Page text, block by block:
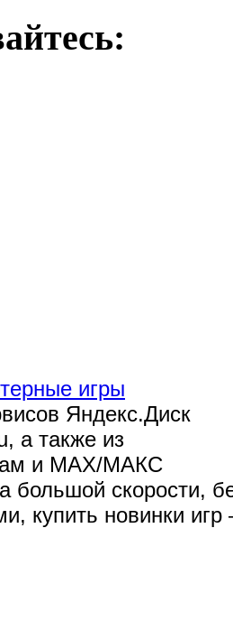
игры
Яндекс.Диск
а также из
и MAX/МАКС
большой скорости,
купить новинки